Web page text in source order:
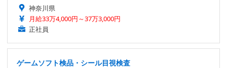
神奈川県
月給33万4,000円～37万3,000円
正社員
ゲームソフト検品・シール目視検査